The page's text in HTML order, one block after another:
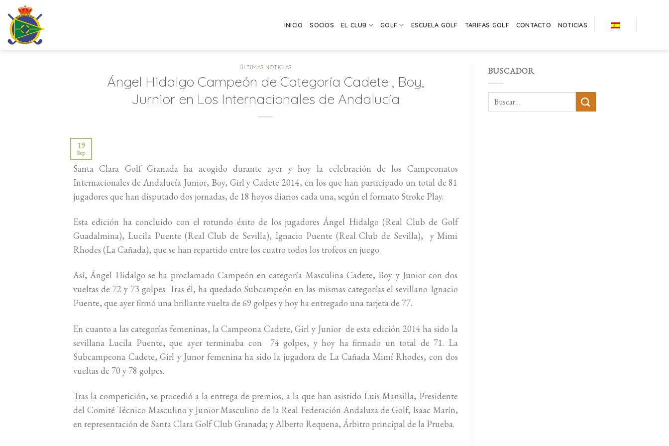
contenido
INICIO SOCIOS EL CLUB GOLF ESCUELA GOLF TARIFAS GOLF CONTACTO NOTICIAS
ÚLTIMAS NOTICIAS
Ángel Hidalgo Campeón de Categoría Cadete , Boy,
Jurnior en Los Internacionales de Andalucía
19
Sep
Santa Clara Golf Granada ha acogido durante ayer y hoy la celebración de los Campeonatos
Internacionales de Andalucía Junior, Boy, Girl y Cadete 2014, en los que han participado un total de 81
jugadores que han disputado dos jornadas, de 18 hoyos diarios cada una, según el formato Stroke Play.
Esta edición ha concluido con el rotundo éxito de los jugadores Ángel Hidalgo (Real Club de Golf
Guadalmina), Lucila Puente (Real Club de Sevilla), Ignacio Puente (Real Club de Sevilla), y Mimi
Rhodes (La Cañada), que se han repartido entre los cuatro todos los trofeos en juego.
Así, Ángel Hidalgo se ha proclamado Campeón en categoría Masculina Cadete, Boy y Junior con dos
vueltas de 72 y 73 golpes. Tras él, ha quedado Subcampeón en las mismas categorías el sevillano Ignacio
Puente, que ayer firmó una brillante vuelta de 69 golpes y hoy ha entregado una tarjeta de 77.
En cuanto a las categorías femeninas, la Campeona Cadete, Girl y Junior de esta edición 2014 ha sido la
sevillana Lucila Puente, que ayer terminaba con 74 golpes, y hoy ha firmado un total de 71. La
Subcampeona Cadete, Girl y Junor femenina ha sido la jugadora de La Cañada Mimí Rhodes, con dos
vueltas de 70 y 78 golpes.
Tras la competición, se procedió a la entrega de premios, a la que han asistido Luis Mansilla, Presidente
del Comité Técnico Masculino y Junior Masculino de la Real Federación Andaluza de Golf; Isaac Marín,
en representación de Santa Clara Golf Club Granada; y Alberto Requena, Árbitro principal de la Prueba.
BUSCADOR